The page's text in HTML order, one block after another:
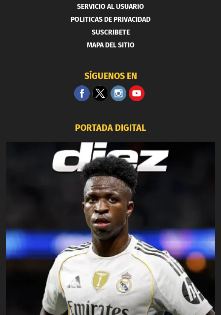
SERVICIO AL USUARIO
POLITICAS DE PRIVACIDAD
SUSCRIBETE
MAPA DEL SITIO
SÍGUENOS EN
PORTADA DIGITAL